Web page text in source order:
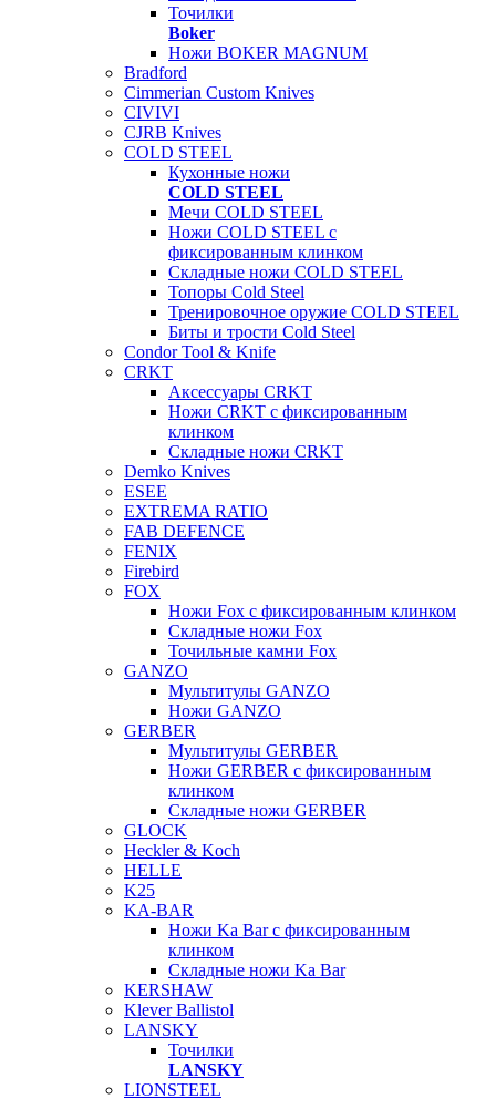
Точилки
Boker
Ножи BOKER MAGNUM
Bradford
Cimmerian Custom Knives
CIVIVI
CJRB Knives
COLD STEEL
Кухонные ножи
COLD STEEL
Мечи COLD STEEL
Ножи COLD STEEL с
фиксированным клинком
Складные ножи COLD STEEL
Топоры Cold Steel
Тренировочное оружие COLD STEEL
Биты и трости Cold Steel
Condor Tool & Knife
CRKT
Аксессуары CRKT
Ножи CRKT с фиксированным
клинком
Складные ножи CRKT
Demko Knives
ESEE
EXTREMA RATIO
FAB DEFENCE
FENIX
Firebird
FOX
Ножи Fox с фиксированным клинком
Складные ножи Fox
Точильные камни Fox
GANZO
Мультитулы GANZO
Ножи GANZO
GERBER
Мультитулы GERBER
Ножи GERBER с фиксированным
клинком
Складные ножи GERBER
GLOCK
Heckler & Koch
HELLE
K25
KA-BAR
Ножи Ka Bar c фиксированным
клинком
Складные ножи Ka Bar
KERSHAW
Klever Ballistol
LANSKY
Точилки
LANSKY
LIONSTEEL